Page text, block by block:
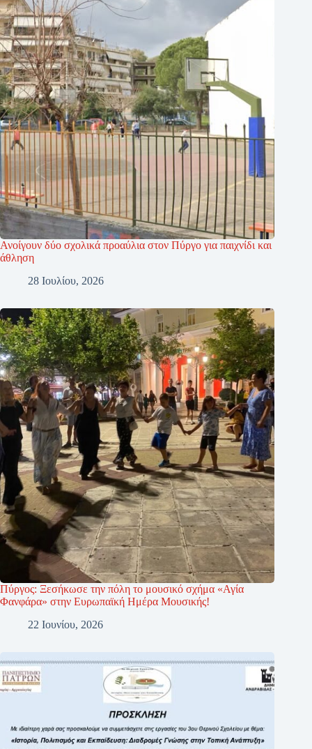
Ανοίγουν δύο σχολικά προαύλια στον Πύργο για παιχνίδι και
άθληση
28 Ιουλίου, 2026
Πύργος: Ξεσήκωσε την πόλη το μουσικό σχήμα «Αγία
Φανφάρα» στην Ευρωπαϊκή Ημέρα Μουσικής!
22 Ιουνίου, 2026